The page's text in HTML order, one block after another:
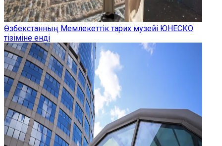
Өзбекстанның Мемлекеттік тарих музейі ЮНЕСКО
тізіміне енді